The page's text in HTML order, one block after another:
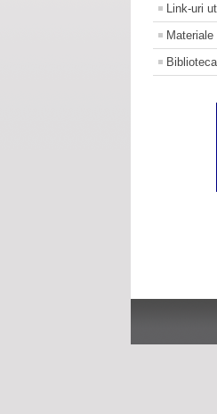
Link-uri